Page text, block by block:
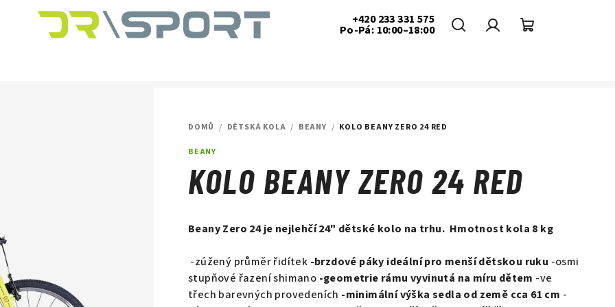
+420 233 331 575
Po-Pá: 10:00–18:00
DOMŮ / DĚTSKÁ KOLA / BEANY / KOLO BEANY ZERO 24 RED
BEANY
KOLO BEANY ZERO 24 RED
Beany Zero 24 je nejlehčí 24" dětské kolo na trhu. Hmotnost kola 8 kg
-zúžený průměr řidítek -brzdové páky ideální pro menší dětskou ruku -osmi
stupňové řazení shimano -geometrie rámu vyvinutá na míru dětem -ve
třech barevných provedeních -minimální výška sedla od země cca 61 cm -